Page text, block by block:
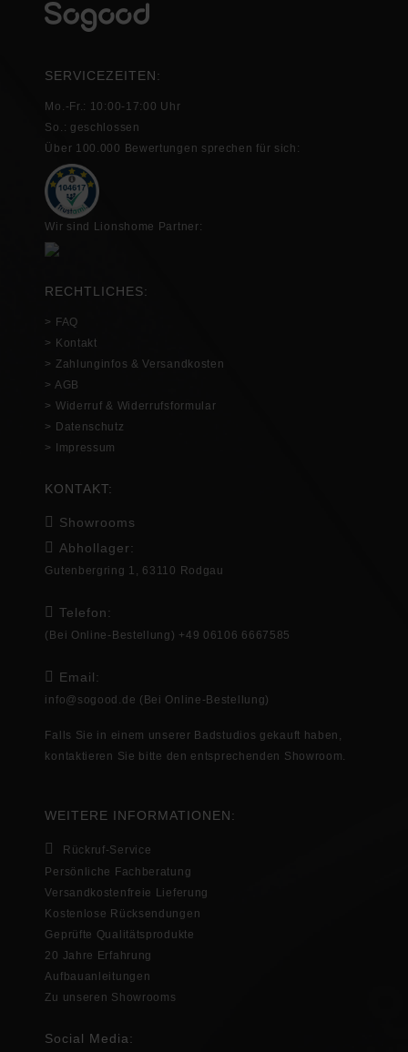
SERVICEZEITEN:
Mo.-Fr.: 10:00-17:00 Uhr
So.: geschlossen
Über 100.000 Bewertungen sprechen für sich:
Wir sind Lionshome Partner:
RECHTLICHES:
> FAQ
> Kontakt
> Zahlunginfos & Versandkosten
> AGB
> Widerruf & Widerrufsformular
> Datenschutz
> Impressum
KONTAKT:
Showrooms
Abhollager:
Gutenbergring 1, 63110 Rodgau
Telefon:
(Bei Online-Bestellung) +49 06106 6667585
Email:
info@sogood.de (Bei Online-Bestellung)
Falls Sie in einem unserer Badstudios gekauft haben,
kontaktieren Sie bitte den entsprechenden Showroom.
WEITERE INFORMATIONEN:
Rückruf-Service
Persönliche Fachberatung
Versandkostenfreie Lieferung
Kostenlose Rücksendungen
Geprüfte Qualitätsprodukte
20 Jahre Erfahrung
Aufbauanleitungen
Zu unseren Showrooms
Social Media: